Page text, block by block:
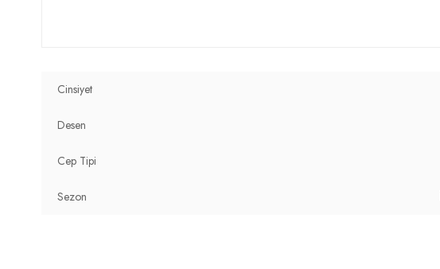
Cinsiyet
Desen
Cep Tipi
Sezon